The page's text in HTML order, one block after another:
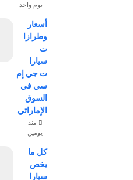
يوم واحد
أسعار
وطرازا
ت
سيارا
ت جي إم
سي في
السوق
الإماراتي
منذ
يومين
كل ما
يخص
سيارا